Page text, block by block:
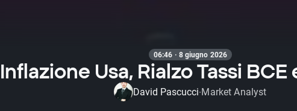
06:46 · 8 giugno 2026
Inflazione Usa, Rialzo Tassi BCE
David Pascucci·Market Analyst